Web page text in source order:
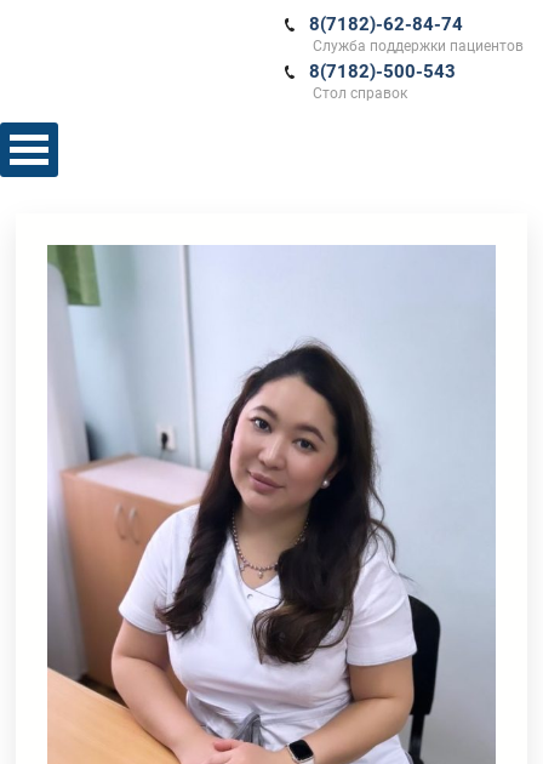
8(7182)-62-84-74
Служба поддержки пациентов
8(7182)-500-543
Стол справок